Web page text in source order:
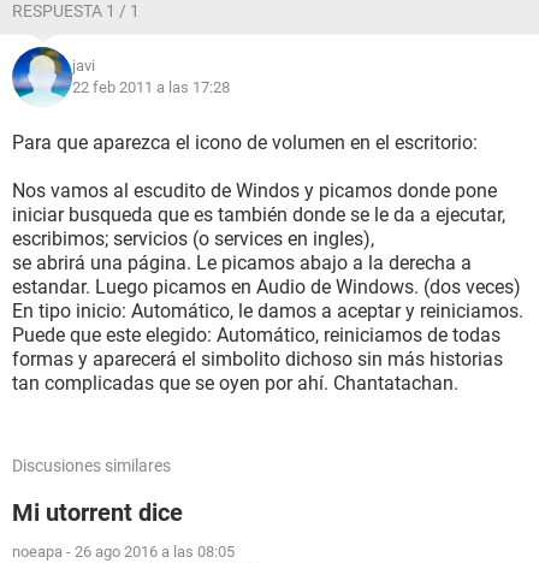
RESPUESTA 1 / 1
javi
22 feb 2011 a las 17:28
Para que aparezca el icono de volumen en el escritorio:
Nos vamos al escudito de Windos y picamos donde pone
iniciar busqueda que es también donde se le da a ejecutar,
escribimos; servicios (o services en ingles),
se abrirá una página. Le picamos abajo a la derecha a
estandar. Luego picamos en Audio de Windows. (dos veces)
En tipo inicio: Automático, le damos a aceptar y reiniciamos.
Puede que este elegido: Automático, reiniciamos de todas
formas y aparecerá el simbolito dichoso sin más historias
tan complicadas que se oyen por ahí. Chantatachan.
Discusiones similares
Mi utorrent dice
noeapa - 26 ago 2016 a las 08:05